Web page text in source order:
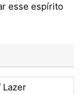
esse espírito
Lazer